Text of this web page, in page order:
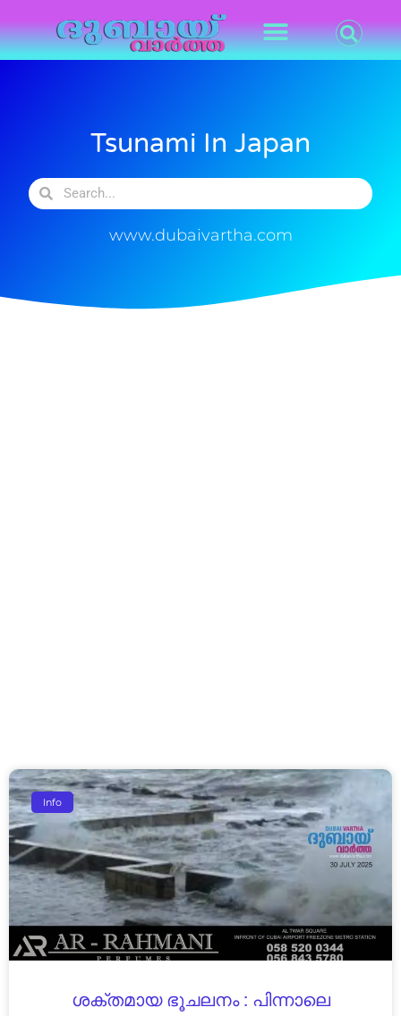
Tsunami In Japan
www.dubaivartha.com
Info
ശക്തമായ ഭൂചലനം : പിന്നാലെ